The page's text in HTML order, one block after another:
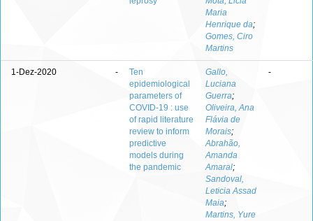
Maria
Henrique da;
Gomes, Ciro
Martins
1-Dez-2020 -
Ten
epidemiological
parameters of
COVID-19 : use
of rapid literature
review to inform
predictive
models during
the pandemic
Gallo,
Luciana
Guerra;
Oliveira, Ana
Flávia de
Morais;
Abrahão,
Amanda
Amaral;
Sandoval,
Leticia Assad
Maia;
Martins, Yure
-